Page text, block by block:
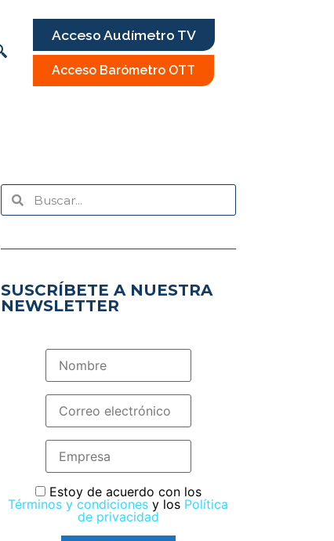
Acceso Audímetro TV
Acceso Barómetro OTT
SUSCRÍBETE A NUESTRA
NEWSLETTER
Estoy de acuerdo con los
Términos y condiciones y los Política
de privacidad